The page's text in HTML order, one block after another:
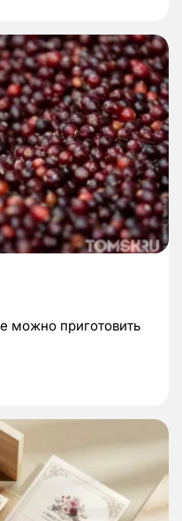
можно приготовить